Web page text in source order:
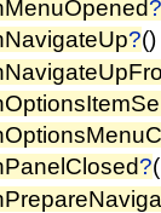
?()
?